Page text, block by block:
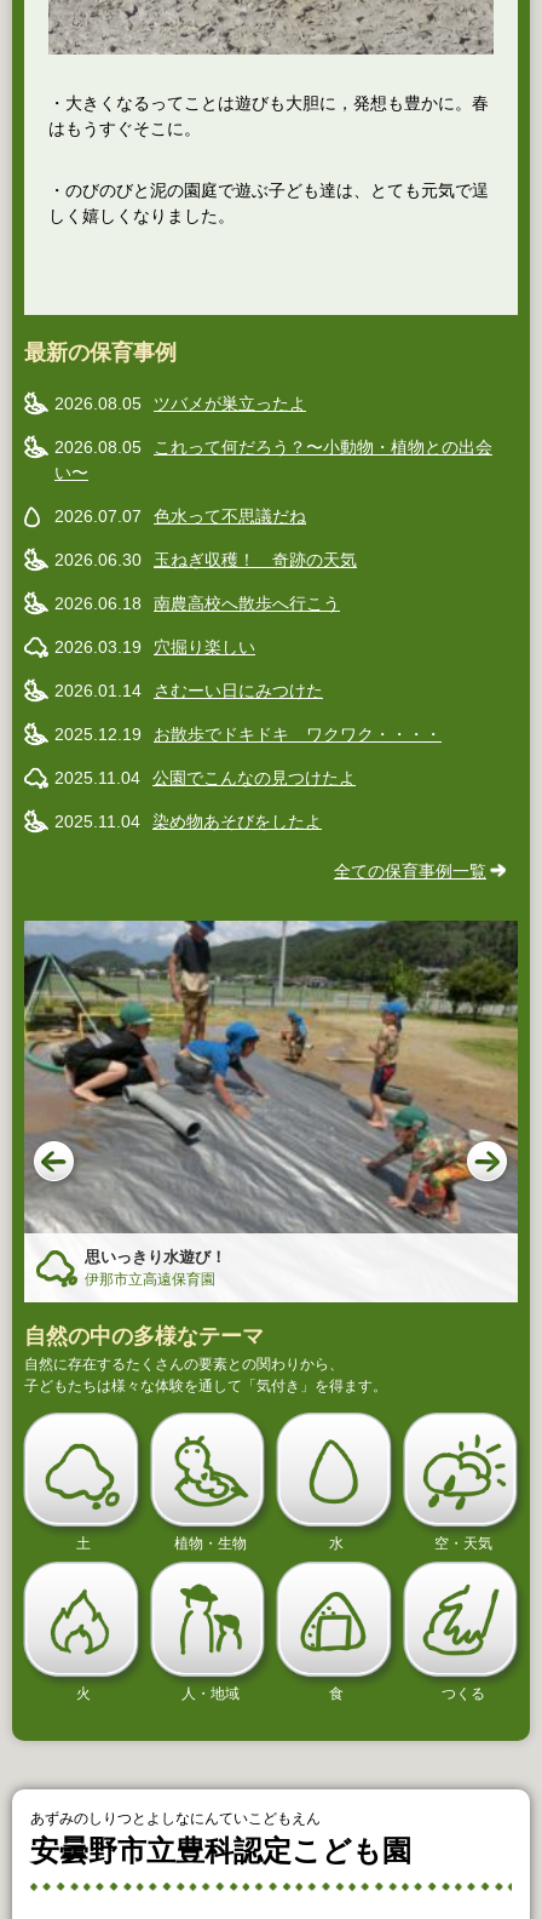
・大きくなるってことは遊びも大胆に，発想も豊かに。春
はもうすぐそこに。
・のびのびと泥の園庭で遊ぶ子ども達は、とても元気で逞
しく嬉しくなりました。
最新の保育事例
2026.08.05 ツバメが巣立ったよ
2026.08.05
これって何だろう？〜小動物・植物との出会
い〜
2026.07.07 色水って不思議だね
2026.06.30 玉ねぎ収穫！ 奇跡の天気
2026.06.18 南農高校へ散歩へ行こう
2026.03.19 穴掘り楽しい
2026.01.14 さむーい日にみつけた
2025.12.19 お散歩でドキドキ ワクワク・・・・
2025.11.04 公園でこんなの見つけたよ
2025.11.04 染め物あそびをしたよ
全ての保育事例一覧
思いっきり水遊び！
伊那市立高遠保育園
自然の中の多様なテーマ
自然に存在するたくさんの要素との関わりから、
子どもたちは様々な体験を通して「気付き」を得ます。
土 植物・生物 水 空・天気
火 人・地域 食 つくる
あずみのしりつとよしなにんていこどもえん
安曇野市立豊科認定こども園